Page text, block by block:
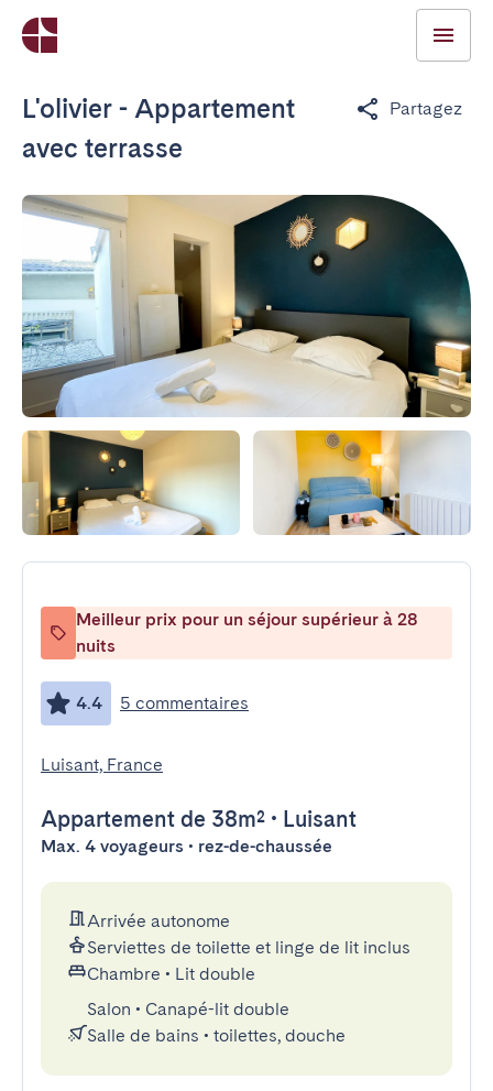
L'olivier - Appartement
avec terrasse
Partagez
Meilleur prix pour un séjour supérieur à 28
nuits
4.4 5 commentaires
Luisant, France
Appartement de 38m² • Luisant
Max. 4 voyageurs • rez-de-chaussée
Arrivée autonome
Serviettes de toilette et linge de lit inclus
Chambre • Lit double
Salon • Canapé-lit double
Salle de bains • toilettes, douche